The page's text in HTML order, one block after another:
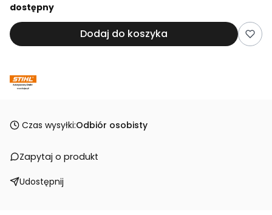
dostępny
Dodaj do koszyka
Czas wysyłki:Odbiór osobisty
Zapytaj o produkt
Udostępnij